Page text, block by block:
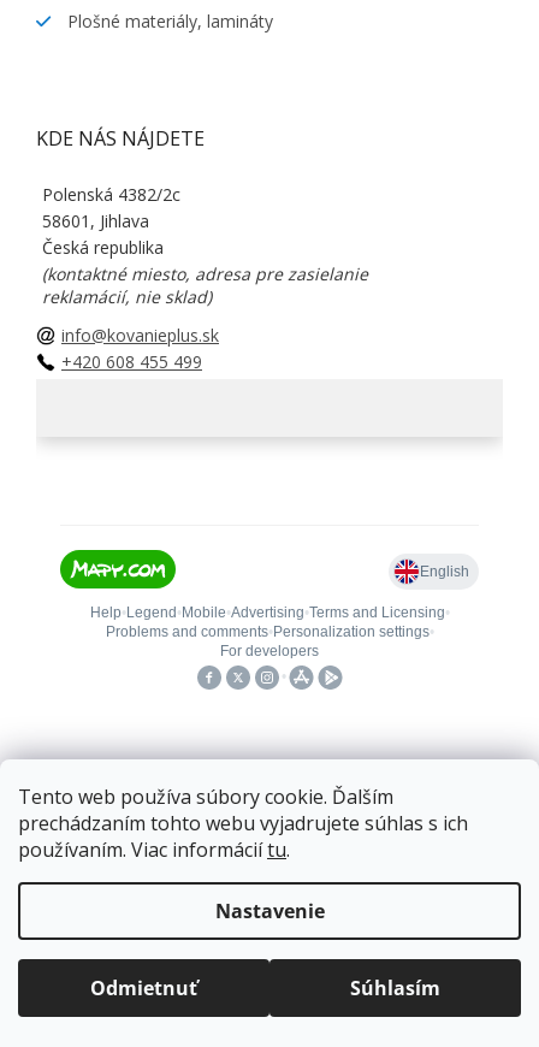
Tento web používa súbory cookie. Ďalším
prechádzaním tohto webu vyjadrujete súhlas s ich
používaním. Viac informáciítu.
Nastavenie
Odmietnuť Súhlasím
Doprava zadarmopre balíkové zásielky v hodnote
nad120 EUR*.
Balíky zasielame už od4 EUR.
ZRÝCHĽUJEME.
Plošné materiály, lamináty
KDE NÁS NÁJDETE
Polenská 4382/2c
58601, Jihlava
Česká republika
(kontaktné miesto, adresa pre zasielanie
reklamácií, nie sklad)
info@kovanieplus.sk
+420 608 455 499
Vytvoril Shoptet
kovanieplus. Všetky práva vyhradené.